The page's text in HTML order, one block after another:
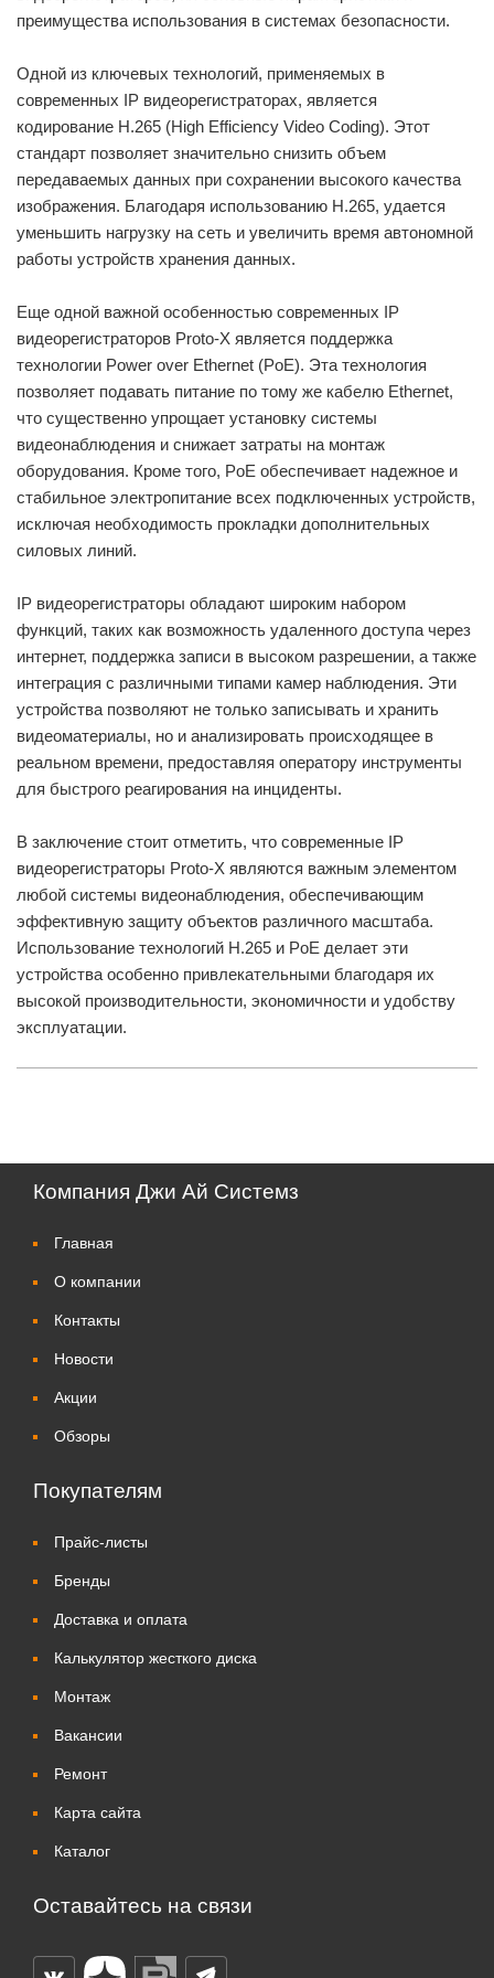
преимущества использования в системах безопасности.
Одной из ключевых технологий, применяемых в
современных IP видеорегистраторах, является
кодирование H.265 (High Efficiency Video Coding). Этот
стандарт позволяет значительно снизить объем
передаваемых данных при сохранении высокого качества
изображения. Благодаря использованию H.265, удается
уменьшить нагрузку на сеть и увеличить время автономной
работы устройств хранения данных.
Еще одной важной особенностью современных IP
видеорегистраторов Proto-X является поддержка
технологии Power over Ethernet (PoE). Эта технология
позволяет подавать питание по тому же кабелю Ethernet,
что существенно упрощает установку системы
видеонаблюдения и снижает затраты на монтаж
оборудования. Кроме того, PoE обеспечивает надежное и
стабильное электропитание всех подключенных устройств,
исключая необходимость прокладки дополнительных
силовых линий.
IP видеорегистраторы обладают широким набором
функций, таких как возможность удаленного доступа через
интернет, поддержка записи в высоком разрешении, а также
интеграция с различными типами камер наблюдения. Эти
устройства позволяют не только записывать и хранить
видеоматериалы, но и анализировать происходящее в
реальном времени, предоставляя оператору инструменты
для быстрого реагирования на инциденты.
В заключение стоит отметить, что современные IP
видеорегистраторы Proto-X являются важным элементом
любой системы видеонаблюдения, обеспечивающим
эффективную защиту объектов различного масштаба.
Использование технологий H.265 и PoE делает эти
устройства особенно привлекательными благодаря их
высокой производительности, экономичности и удобству
эксплуатации.
Компания Джи Ай Системз
Главная
О компании
Контакты
Новости
Акции
Обзоры
Покупателям
Прайс-листы
Бренды
Доставка и оплата
Калькулятор жесткого диска
Монтаж
Вакансии
Ремонт
Карта сайта
Каталог
Оставайтесь на связи